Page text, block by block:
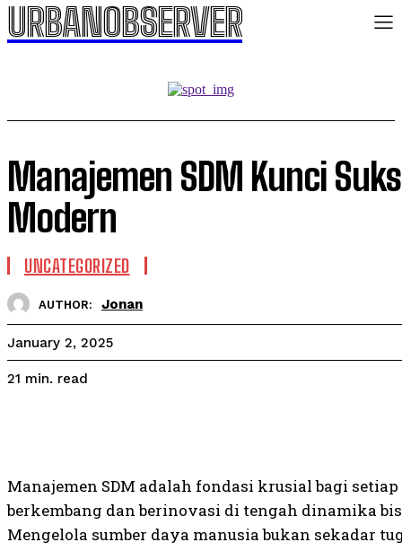
URBANOBSERVER
Manajemen SDM Kunci
Modern
UNCATEGORIZED
AUTHOR: Jonan
January 2, 2025
21 min. read
Manajemen SDM adalah fondasi krusial bagi
berkembang dan berinovasi di tengah dinamika
Mengelola sumber daya manusia bukan sekadar